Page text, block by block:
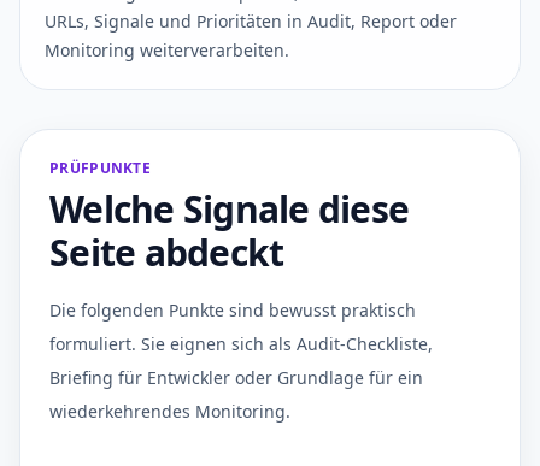
URLs, Signale und Prioritäten in Audit, Report oder
Monitoring weiterverarbeiten.
PRÜFPUNKTE
Welche Signale diese
Seite abdeckt
Die folgenden Punkte sind bewusst praktisch
formuliert. Sie eignen sich als Audit-Checkliste,
Briefing für Entwickler oder Grundlage für ein
wiederkehrendes Monitoring.